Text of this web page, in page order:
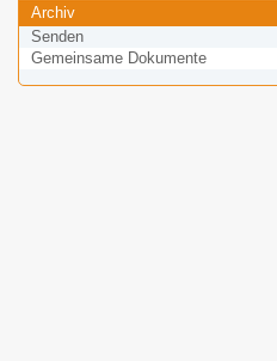
Archiv
Senden
Gemeinsame Dokumente